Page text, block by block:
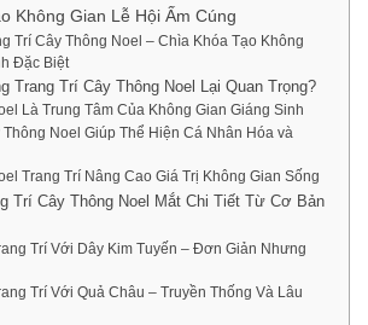
Không Gian Lễ Hội Ấm Cúng
Trí Cây Thông Noel – Chìa Khóa Tạo Không
Đặc Biệt
Trang Trí Cây Thông Noel Lại Quan Trọng?
Là Trung Tâm Của Không Gian Giáng Sinh
Thông Noel Giúp Thể Hiện Cá Nhân Hóa và
Trang Trí Nâng Cao Giá Trị Không Gian Sống
Trí Cây Thông Noel Mắt Chi Tiết Từ Cơ Bản
Trí Với Dây Kim Tuyến – Đơn Giản Nhưng
Trí Với Quả Châu – Truyền Thống Và Lâu